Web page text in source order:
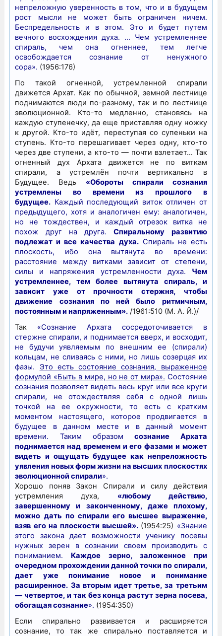
непреложную уверенность в том, что и в будущем
рост мысли не может быть ограничен ничем.
Беспредельность и в этом. Это и будет путем
вечного восхождения духа. … Чем устремленнее
спираль, чем она огненнее, тем легче
освобождается сознание от ненужного
сора». (1956:176)
По такой огненной, устремленной спирали
движется Архат. Как по обычной, земной лестнице
поднимаются люди по-разному, так и по лестнице
эволюционной. Кто-то медленно, становясь на
каждую ступенечку, да еще приставляя одну ножку
к другой. Кто-то идёт, переступая со супеньки на
ступень. Кто-то перешагивает через одну, кто-то
через две ступени, а кто-то — почти взлетает… Так
огненный дух Архата движется не по виткам
спирали, а устремлён почти вертикально в
Будущее. Ведь «Обороты спирали сознания
устремлены во времени из прошлого в
будущее. Каждый последующий виток отличен от
предыдущего, хотя и аналогичен ему: аналогичен,
но не тождествен, и каждый отрезок витка не
похож друг на друга.Спиральному развитию
подлежат и все качества духа.Спираль не есть
плоскость, ибо она вытянута во времени:
расстояние между витками зависит от степени,
силы и напряжения устремленности духа. Чем
устремленнее, тем более вытянута спираль, и
зависит уже от прочности стержня, чтобы
движение сознания по ней было ритмичным,
постоянным и напряженным». /1961:510 (М. А. Й.)/
Так «Сознание Архата сосредоточивается в
стержне спирали, и поднимается вверх, и восходит,
не будучи уявляемым по внешним ее (спирали)
кольцам, не сливаясь с ними, но лишь созерцая их
фазы. Это есть состояние сознания, выраженное
формулой «Быть в мире, но не от мира». Состояние
сознания позволяет видеть весь круг или все круги
спирали, не отождествляя себя с одной лишь
точкой на ее окружности, то есть с кратким
моментом настоящего, которое продвигается в
будущее в данном месте и в данный момент
времени. Таким образомсознание Архата
поднимается над временем и его фазами и может
видеть и ощущать будущее как непреложность
уявления новых форм жизни на высших плоскостях
эволюционной спирали».
Хорошо поняв Закон Спирали и силу действия
устремления духа, «любому действию,
завершенному и законченному, даже плохому,
можно дать по спирали его высшее выражение,
взяв его на плоскости высшей». (1954:25) «Знание
этого закона дает возможности ученику посевы
нужных зерен в сознании своем производить с
пониманием. Каждое зерно, заложенное при
очередном прохождении данной точки по спирали,
дает уже понимание новое и понимание
расширенное. За вторым идет третье, за третьим
— четвертое, и так без конца растут зерна посева,
обогащая сознание». (1954:350)
Если спирально развивается и расширяется
сознание, то так же спирально поставляется и